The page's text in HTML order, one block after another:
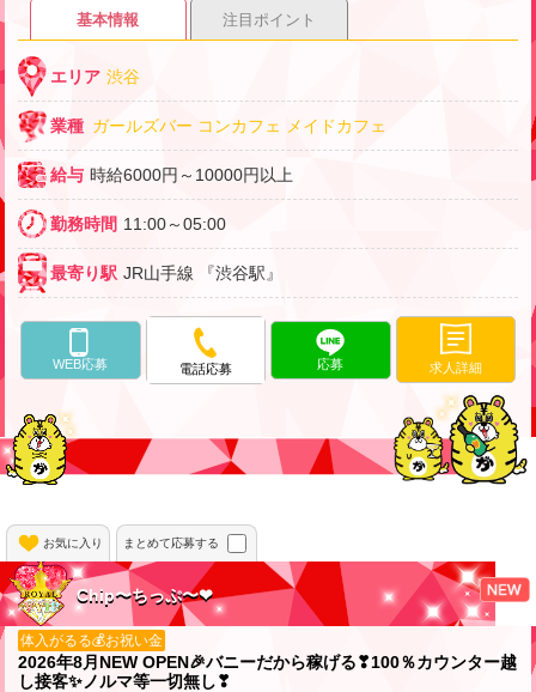
基本情報 注目ポイント
エリア 渋谷
業種 ガールズバー コンカフェ メイドカフェ
給与 時給6000円～10000円以上
勤務時間 11:00～05:00
最寄り駅 JR山手線 『渋谷駅』
WEB応募 電話応募 応募 求人詳細
お気に入り まとめて応募する
Chip〜ちっぷ〜❤
体入がるる💰お祝い金
2026年8月NEW OPEN🎉バニーだから稼げる❣100％カウンター越
し接客✨️ノルマ等一切無し❣